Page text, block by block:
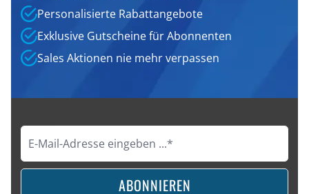
Personalisierte Rabattangebote
Exklusive Gutscheine für Abonnenten
Sales Aktionen nie mehr verpassen
ABONNIEREN